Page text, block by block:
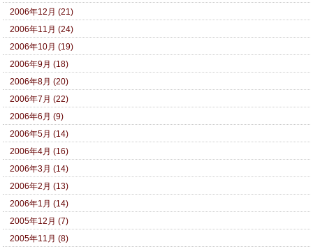
2006年12月 (21)
2006年11月 (24)
2006年10月 (19)
2006年9月 (18)
2006年8月 (20)
2006年7月 (22)
2006年6月 (9)
2006年5月 (14)
2006年4月 (16)
2006年3月 (14)
2006年2月 (13)
2006年1月 (14)
2005年12月 (7)
2005年11月 (8)